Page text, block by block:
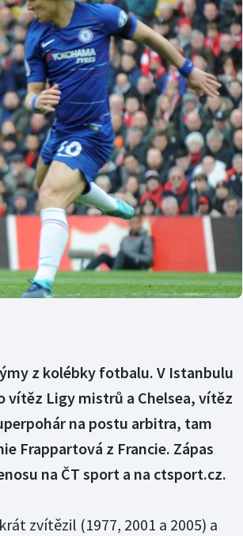
pětiboj
hry
volejbal
Triatlon
Veslování
Vodní slalom
Volejbal
Ostatní
z kolébky fotbalu. V Istanbulu
vítěz Ligy mistrů a Chelsea, vítěz
na postu arbitra, tam
Frappartová z Francie. Zápas
na ČT sport a na ctsport.cz.
zvítězil (1977, 2001 a 2005) a